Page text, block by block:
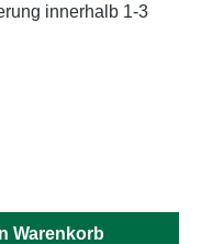
innerhalb 1-3
Warenkorb